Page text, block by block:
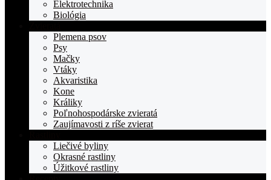
Elektrotechnika
Biológia
Plemena psov
Psy
Mačky
Vtáky
Akvaristika
Kone
Králiky
Poľnohospodárske zvieratá
Zaujímavosti z ríše zvierat
Liečivé byliny
Okrasné rastliny
Úžitkové rastliny